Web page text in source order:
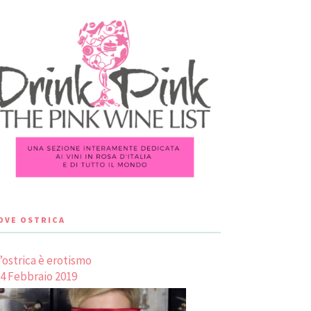
OSTRICA
è erotismo
Febbraio 2019